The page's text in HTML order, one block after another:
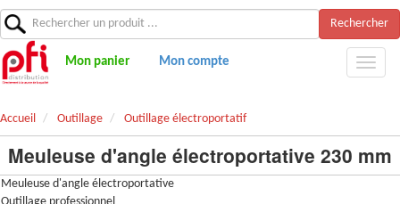
Rechercher
Mon panier Mon compte
Accueil Outillage Outillage électroportatif
Meuleuse d'angle électroportative 230 mm
Meuleuse d'angle électroportative